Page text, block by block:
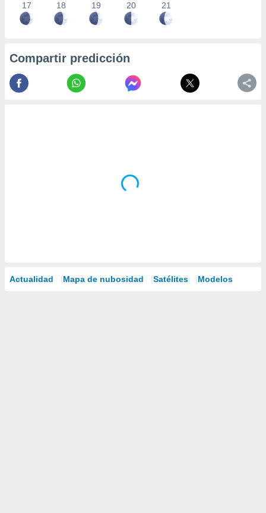
17 18 19 20 21
Compartir predicción
Actualidad Mapa de nubosidad Satélites Modelos